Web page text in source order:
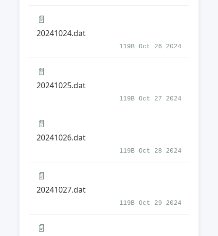
📄
20241024.dat
119B Oct 26 2024
📄
20241025.dat
119B Oct 27 2024
📄
20241026.dat
119B Oct 28 2024
📄
20241027.dat
119B Oct 29 2024
📄